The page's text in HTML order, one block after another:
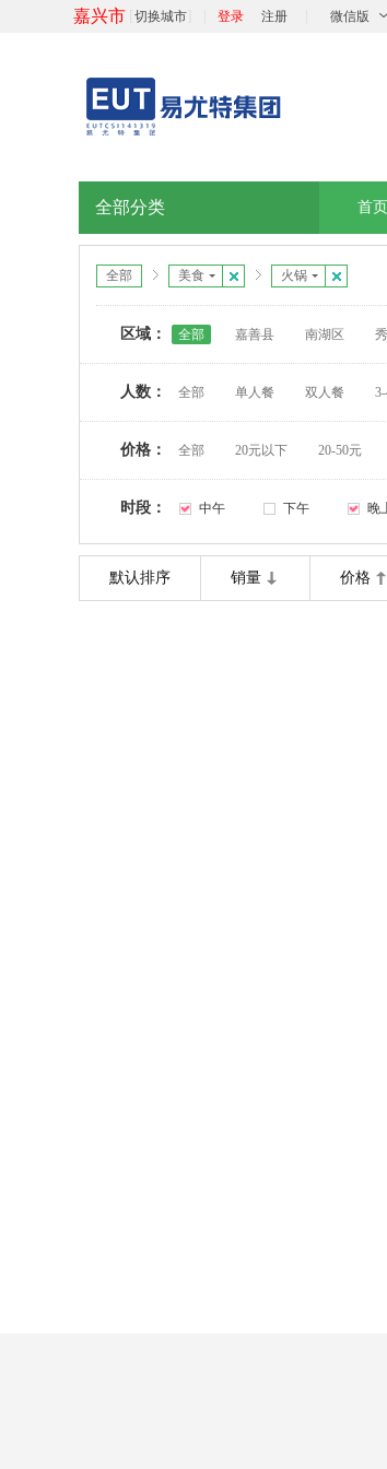
嘉兴市 切换城市 登录 注册 微信版
全部分类 首页
全部 美食 火锅
区域： 全部 嘉善县 南湖区
人数： 全部 单人餐 双人餐
价格： 全部 20元以下 20-50元
时段： 中午 下午 晚
默认排序 销量 价格